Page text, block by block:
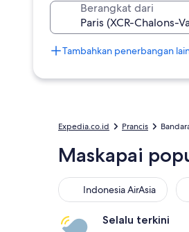
Berangkat dari
Tambahkan penerbangan
Expedia.co.id Prancis
Maskapai
Indonesia AirAsia
Selalu terkini